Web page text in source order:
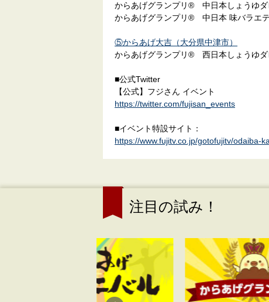
からあげグランプリ® 中日本しょうゆ
からあげグランプリ® 中日本 味バラエ
⑤からあげ大吉（大分県中津市）
からあげグランプリ® 西日本しょうゆ
■公式Twitter
【公式】フジさん イベント
https://twitter.com/fujisan_events
■イベント特設サイト：
https://www.fujitv.co.jp/gotofujitv/odaiba-
注目の試み！